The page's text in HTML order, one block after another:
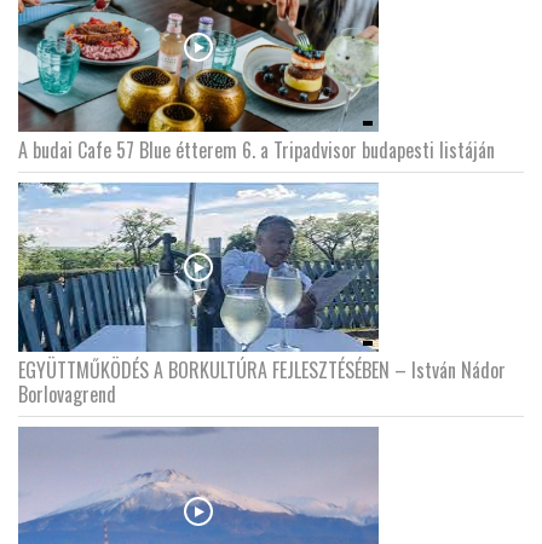
A budai Cafe 57 Blue étterem 6. a Tripadvisor budapesti listáján
EGYÜTTMŰKÖDÉS A BORKULTÚRA FEJLESZTÉSÉBEN – István Nádor
Borlovagrend